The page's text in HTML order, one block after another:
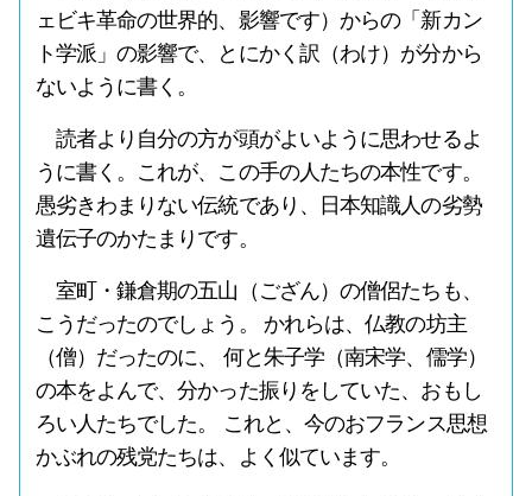
ェビキ革命の世界的、影響です）からの「新カン
ト学派」の影響で、とにかく訳（わけ）が分から
ないように書く。
読者より自分の方が頭がよいように思わせるよ
うに書く。これが、この手の人たちの本性です。
愚劣きわまりない伝統であり、日本知識人の劣勢
遺伝子のかたまりです。
室町・鎌倉期の五山（ござん）の僧侶たちも、
こうだったのでしょう。 かれらは、仏教の坊主
（僧）だったのに、 何と朱子学（南宋学、儒学）
の本をよんで、分かった振りをしていた、おもし
ろい人たちでした。 これと、今のおフランス思想
かぶれの残党たちは、よく似ています。